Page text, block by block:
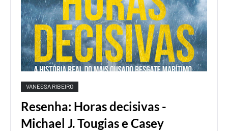
VANESSA RIBEIRO
Resenha: Horas decisivas -
Michael J. Tougias e Casey